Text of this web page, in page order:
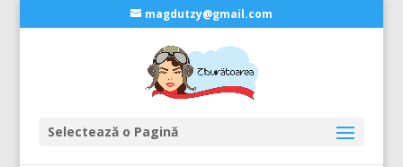
magdutzy@gmail.com
Selectează o Pagină